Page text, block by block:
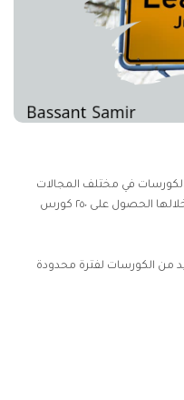
في مختلف المجالات
والتخصصات، وغير ذلك أنك تستطيع من خلالها الحصول على ٢٥٠ كورس
من الكورسات لفترة محدودة